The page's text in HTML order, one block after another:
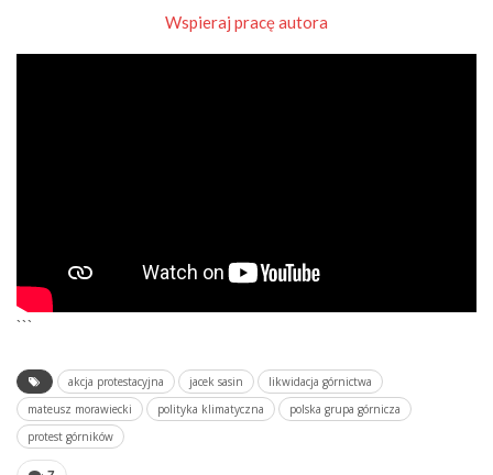
Wspieraj pracę autora
```
akcja protestacyjna jacek sasin
likwidacja górnictwa
mateusz morawiecki
polityka klimatyczna
polska grupa górnicza
protest górników